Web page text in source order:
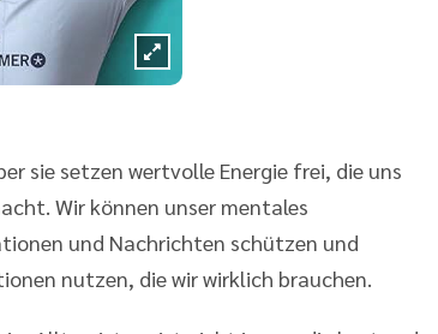
sie setzen wertvolle Energie frei, die uns
Wir können unser mentales
und Nachrichten schützen und
nutzen, die wir wirklich brauchen.